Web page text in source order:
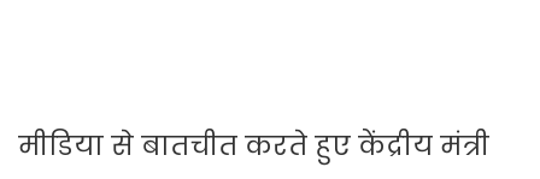
मीडिया से बातचीत करते हुए केंद्रीय मंत्री